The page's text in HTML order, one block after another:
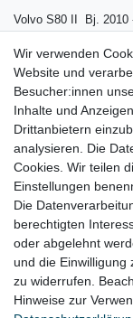
Volvo S80 II Bj. 2010
Volvo V60 I Bj. 2010 -
Volvo V70 III Bj.
Volvo XC60 I Bj.
Wir verwenden
Website und
Besucher:innen
Inhalte und
Drittanbietern
analysieren. Die
Cookies. Wir teilen
Einstellungen
Die
berechtigten
oder abgelehnt
und die
zu widerrufen.
Hinweise zur